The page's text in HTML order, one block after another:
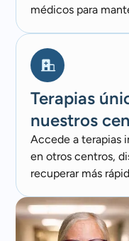
médicos para
Terapias
nuestros
Accede a terapias
en otros centros,
recuperar más